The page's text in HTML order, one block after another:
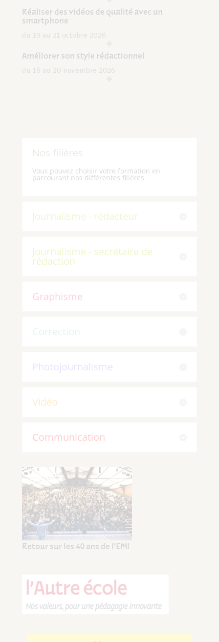
Réaliser des vidéos de qualité avec un
smartphone
Améliorer son style rédactionnel
Nos filières
Vous pouvez choisir votre formation en
parcourant nos différentes filières
Journalisme - rédacteur
Journalisme - secrétaire de
rédaction
Graphisme
Photojournalisme
Vidéo
Communication
Retour sur les 40 ans de l’EMI